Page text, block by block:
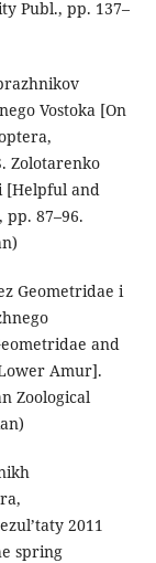
Publ., pp. 137–
Vostoka [On
Zolotarenko
[Helpful and
87–96.
Geometridae i
and
Amur].
Zoological
2011
spring